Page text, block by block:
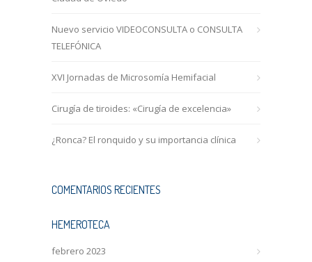
Nuevo servicio VIDEOCONSULTA o CONSULTA
TELEFÓNICA
XVI Jornadas de Microsomía Hemifacial
Cirugía de tiroides: «Cirugía de excelencia»
¿Ronca? El ronquido y su importancia clínica
COMENTARIOS RECIENTES
HEMEROTECA
febrero 2023